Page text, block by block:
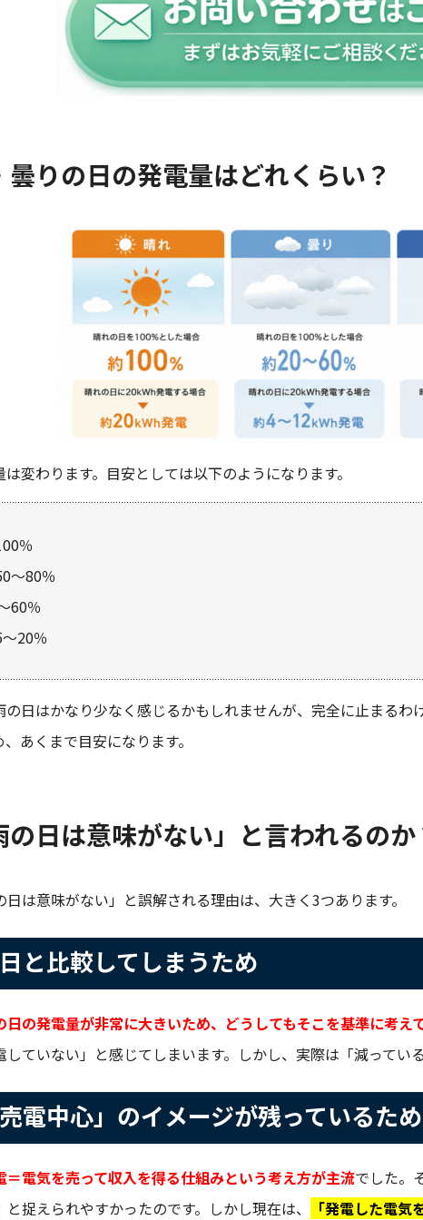
曇りの日の発電量はどれくらい？
変わります。目安としては以下のようになります。
％
〜80％
60％
20％
の日はかなり少なく感じるかもしれませんが、完全に止まる
あくまで目安になります。
の日は意味がない」と言われるのか
は意味がない」と誤解される理由は、大きく3つあります。
と比較してしまうため
の発電量が非常に大きいため、どうしてもそこを基準に考え
ていない」と感じてしまいます。しかし、実際は「減ってい
電中心」のイメージが残っているため
＝電気を売って収入を得る仕組みという考え方が主流でした。
捉えられやすかったのです。しかし現在は、
「発電した電